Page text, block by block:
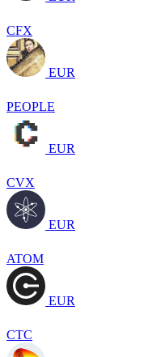
CFX
EUR
PEOPLE
EUR
CVX
EUR
ATOM
EUR
CTC